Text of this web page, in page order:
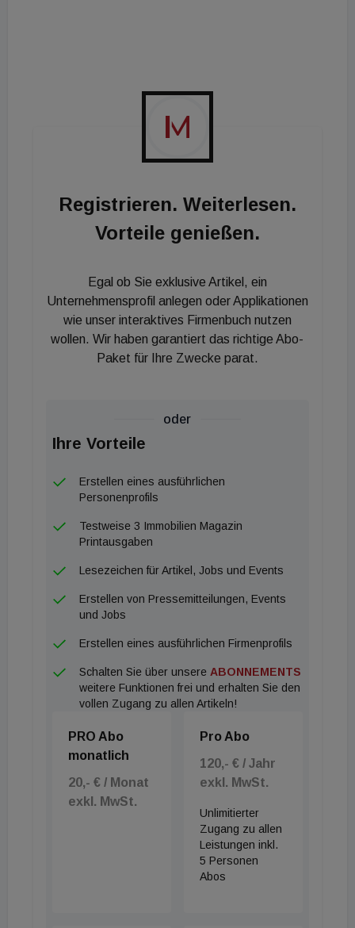
mehr als 90 Mitarbeiter Vermögenswerte von rund
6,1 Mrd. Euro. Im Immobilienbereich managen die
international aufgestellten Experten Büro-,
Einzelhandels-, Hotel-, Logistik- sowie
Portfolio Management werden sowohl die Bereiche
An- und Verkauf als auch das Asset Management
Außerdem gilt: Gemeinsam schaffen wir das!
Registrieren. Weiterlesen.
Vorteile genießen.
Egal ob Sie exklusive Artikel, ein
Unternehmensprofil anlegen oder Applikationen
wie unser interaktives Firmenbuch nutzen
wollen. Wir haben garantiert das richtige Abo-
Paket für Ihre Zwecke parat.
oder
Ihre Vorteile
Erstellen eines ausführlichen
Personenprofils
Testweise 3 Immobilien Magazin
Printausgaben
Lesezeichen für Artikel, Jobs und Events
Erstellen von Pressemitteilungen, Events
und Jobs
Erstellen eines ausführlichen Firmenprofils
Schalten Sie über unsere ABONNEMENTS
weitere Funktionen frei und erhalten Sie den
vollen Zugang zu allen Artikeln!
PRO Abo
monatlich
20,- € / Monat
exkl. MwSt.
Pro Abo
120,- € / Jahr
exkl. MwSt.
Unlimitierter
Zugang zu allen
Leistungen inkl.
5 Personen
Abos